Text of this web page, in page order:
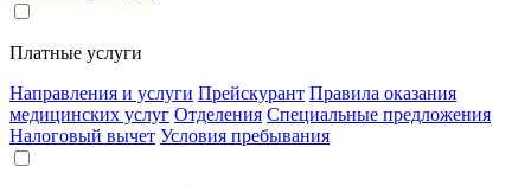
Платные услуги
Направления и услуги Прейскурант Правила оказания
медицинских услуг Отделения Специальные предложения
Налоговый вычет Условия пребывания